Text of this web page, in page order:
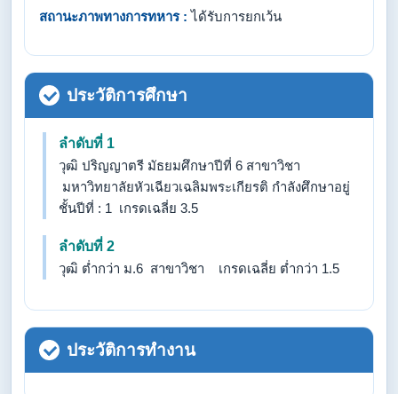
สถานะภาพทางการทหาร : ได้รับการยกเว้น
ประวัติการศึกษา
ลำดับที่ 1
วุฒิ ปริญญาตรี มัธยมศึกษาปีที่ 6 สาขาวิชา
มหาวิทยาลัยหัวเฉียวเฉลิมพระเกียรติ กำลังศึกษาอยู่
ชั้นปีที่ : 1 เกรดเฉลี่ย 3.5
ลำดับที่ 2
วุฒิ ต่ำกว่า ม.6 สาขาวิชา เกรดเฉลี่ย ต่ำกว่า 1.5
ประวัติการทำงาน